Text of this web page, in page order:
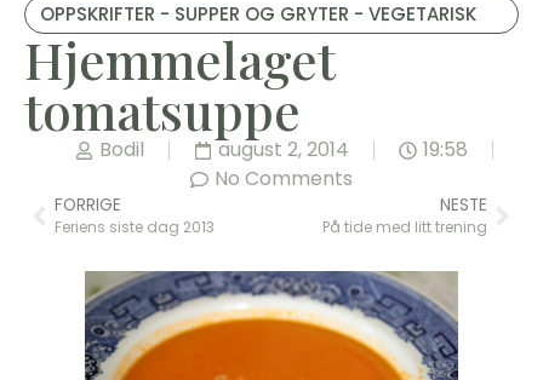
OPPSKRIFTER - SUPPER OG GRYTER - VEGETARISK
Hjemmelaget
tomatsuppe
Bodil august 2, 2014
19:58
No Comments
FORRIGE
Feriens siste dag 2013
NESTE
På tide med litt trening